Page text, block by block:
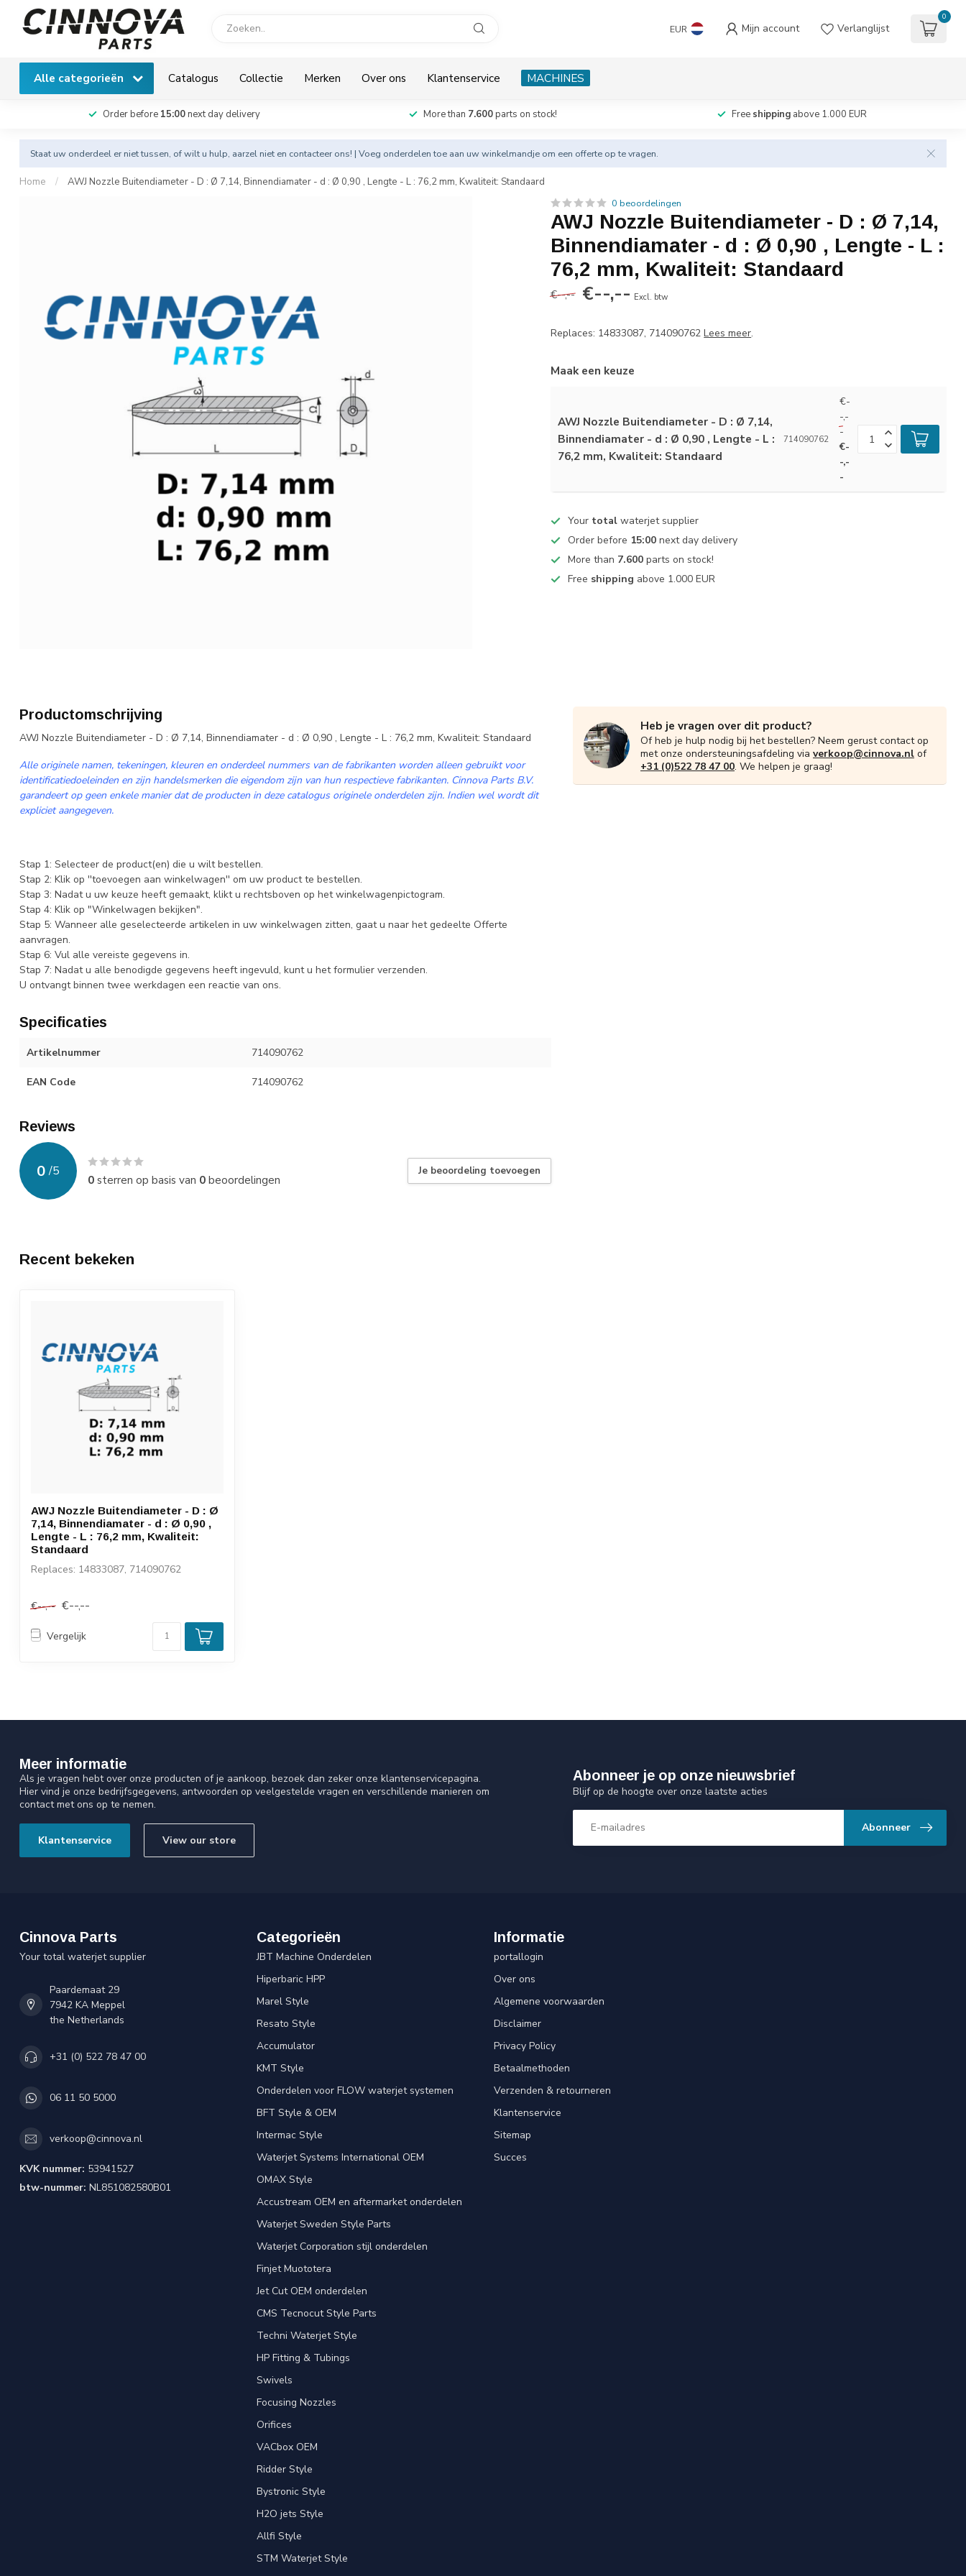
EUR Mijn account Verlanglijst
0
Alle categorieën Catalogus Collectie Merken Over ons Klantenservice MACHINES
Order before 15:00next day delivery More than 7.600parts on stock! Free shipping above 1.000 EUR
Staat uw onderdeel er niet tussen, of wilt u hulp, aarzel niet en contacteer ons! | Voeg onderdelen toe aan uw winkelmandje om een offerte op te vragen.
Home / AWJ Nozzle Buitendiameter - D : Ø 7,14, Binnendiamater - d : Ø 0,90 , Lengte - L : 76,2 mm, Kwaliteit: Standaard
0 beoordelingen
AWJ Nozzle Buitendiameter - D : Ø 7,14,
Binnendiamater - d : Ø 0,90 , Lengte - L :
76,2 mm, Kwaliteit: Standaard
€--,-- €--,-- Excl. btw
Replaces: 14833087, 714090762Lees meer.
Maak een keuze
AWJ Nozzle Buitendiameter - D : Ø 7,14,
Binnendiamater - d : Ø 0,90 , Lengte - L :
76,2 mm, Kwaliteit: Standaard
714090762
€-
-,-
-
€-
-,-
-
Your total waterjet supplier
Order before 15:00 next day delivery
More than 7.600 parts on stock!
Free shipping above 1.000 EUR
Productomschrijving
AWJ Nozzle Buitendiameter - D : Ø 7,14, Binnendiamater - d : Ø 0,90 , Lengte - L : 76,2 mm, Kwaliteit: Standaard
Alle originele namen, tekeningen, kleuren en onderdeel nummers van de fabrikanten worden alleen gebruikt voor
identificatiedoeleinden en zijn handelsmerken die eigendom zijn van hun respectieve fabrikanten. Cinnova Parts B.V.
garandeert op geen enkele manier dat de producten in deze catalogus originele onderdelen zijn. Indien wel wordt dit
expliciet aangegeven.
Stap 1: Selecteer de product(en) die u wilt bestellen.
Stap 2: Klik op ''toevoegen aan winkelwagen'' om uw product te bestellen.
Stap 3: Nadat u uw keuze heeft gemaakt, klikt u rechtsboven op het winkelwagenpictogram.
Stap 4: Klik op "Winkelwagen bekijken".
Stap 5: Wanneer alle geselecteerde artikelen in uw winkelwagen zitten, gaat u naar het gedeelte Offerte
aanvragen.
Stap 6: Vul alle vereiste gegevens in.
Stap 7: Nadat u alle benodigde gegevens heeft ingevuld, kunt u het formulier verzenden.
U ontvangt binnen twee werkdagen een reactie van ons.
Specificaties
Artikelnummer 714090762
EAN Code 714090762
Reviews
0 /5
0sterren op basis van 0beoordelingen
Je beoordeling toevoegen
Heb je vragen over dit product?
Of heb je hulp nodig bij het bestellen? Neem gerust contact op
met onze ondersteuningsafdeling via verkoop@cinnova.nl of
+31 (0)522 78 47 00. We helpen je graag!
Recent bekeken
AWJ Nozzle Buitendiameter - D : Ø
7,14, Binnendiamater - d : Ø 0,90 ,
Lengte - L : 76,2 mm, Kwaliteit:
Standaard
Replaces: 14833087, 714090762
€--,-- €--,--
Vergelijk
Meer informatie
Als je vragen hebt over onze producten of je aankoop, bezoek dan zeker onze klantenservicepagina.
Hier vind je onze bedrijfsgegevens, antwoorden op veelgestelde vragen en verschillende manieren om
contact met ons op te nemen.
Klantenservice View our store
Abonneer je op onze nieuwsbrief
Blijf op de hoogte over onze laatste acties
Abonneer
Cinnova Parts
Your total waterjet supplier
Paardemaat 29
7942 KA Meppel
the Netherlands
+31 (0) 522 78 47 00
06 11 50 5000
verkoop@cinnova.nl
KVK nummer: 53941527
btw-nummer: NL851082580B01
Categorieën
JBT Machine Onderdelen
Hiperbaric HPP
Marel Style
Resato Style
Accumulator
KMT Style
Onderdelen voor FLOW waterjet systemen
BFT Style & OEM
Intermac Style
Waterjet Systems International OEM
OMAX Style
Accustream OEM en aftermarket onderdelen
Waterjet Sweden Style Parts
Waterjet Corporation stijl onderdelen
Finjet Muototera
Jet Cut OEM onderdelen
CMS Tecnocut Style Parts
Techni Waterjet Style
HP Fitting & Tubings
Swivels
Focusing Nozzles
Orifices
VACbox OEM
Ridder Style
Bystronic Style
H2O jets Style
Allfi Style
STM Waterjet Style
Informatie
portallogin
Over ons
Algemene voorwaarden
Disclaimer
Privacy Policy
Betaalmethoden
Verzenden & retourneren
Klantenservice
Sitemap
Succes